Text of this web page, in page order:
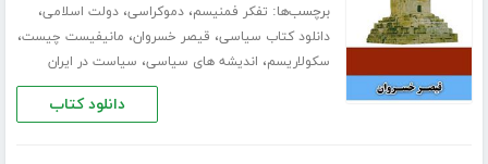
برچسب‌ها: تفکر فمنیسم،دموکراسی،دولت اسلامی،
دانلود کتاب سیاسی، قیصر خسروان، مانیفیست چیست،
سکولاریسم، اندیشه های سیاسی، سیاست در ایران
دانلود کتاب